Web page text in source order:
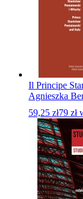
Il Principe
Agnieszka
59,25 zł79 zł